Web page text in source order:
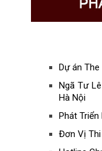
Dự án The
Ngã Tư
Hà Nội
Phát Triển
Đơn Vị Thi